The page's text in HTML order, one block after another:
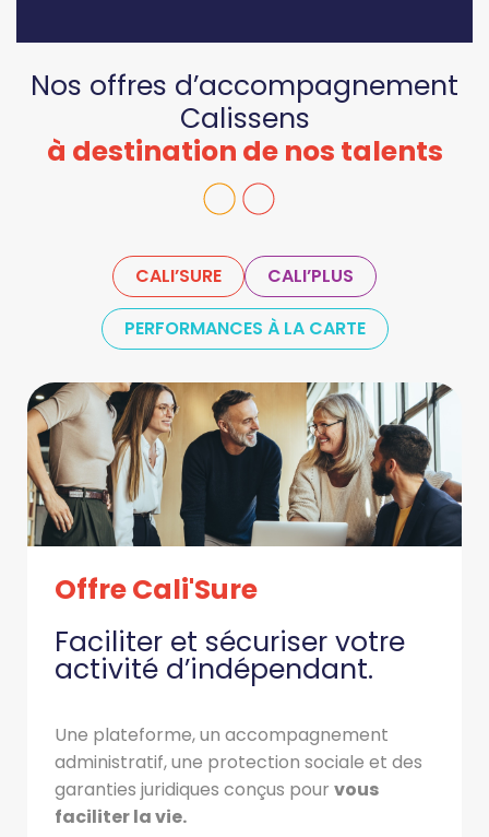
Nos offres d’accompagnement
Calissens
à destination de nos talents
CALI’SURE CALI’PLUS
PERFORMANCES À LA CARTE
Offre Cali'Sure
Faciliter et sécuriser votre
activité d’indépendant.
Une plateforme, un accompagnement
administratif, une protection sociale et des
garanties juridiques conçus pour vous
faciliter la vie.